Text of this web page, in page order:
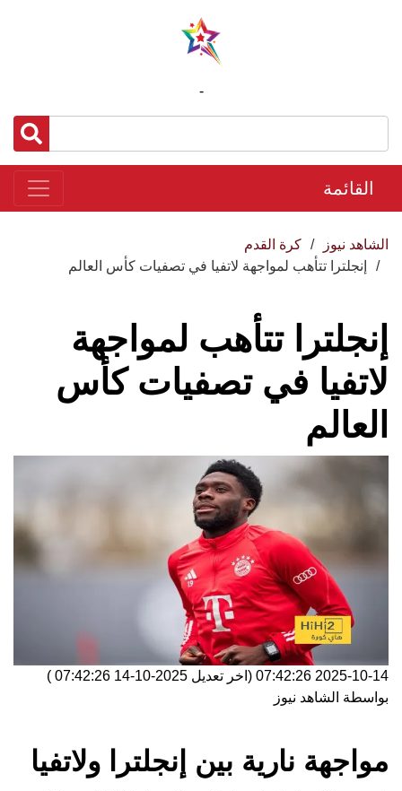
-
القائمة
الشاهد نيوز
كرة القدم
إنجلترا تتأهب لمواجهة لاتفيا في تصفيات كأس العالم
إنجلترا تتأهب لمواجهة
لاتفيا في تصفيات كأس
العالم
2025-10-14 07:42:26 (اخر تعديل 2025-10-14 07:42:26
)
بواسطة الشاهد نيوز
مواجهة نارية بين إنجلترا ولاتفيا